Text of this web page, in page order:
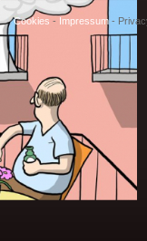
Cookies - Impressum -